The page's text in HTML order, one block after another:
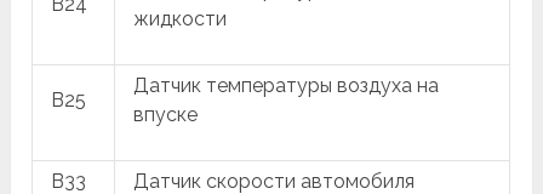
жидкости
B25
Датчик температуры воздуха на
впуске
B33 Датчик скорости автомобиля